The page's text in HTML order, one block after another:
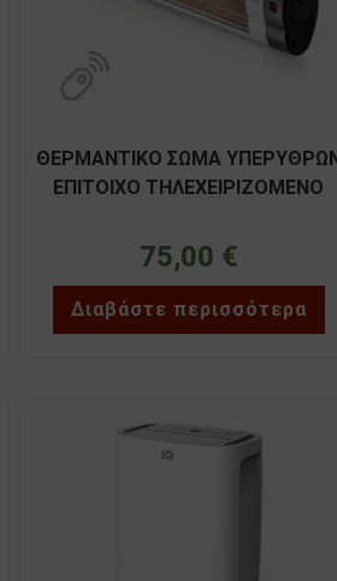
ΘΕΡΜΑΝΤΙΚΟ ΣΩΜΑ
ΕΠΙΤΟΙΧΟ ΤΗΛΕΧΕΙΡΙΖΟΜΕΝΟ
75,00 €
Διαβάστε περισσότερα